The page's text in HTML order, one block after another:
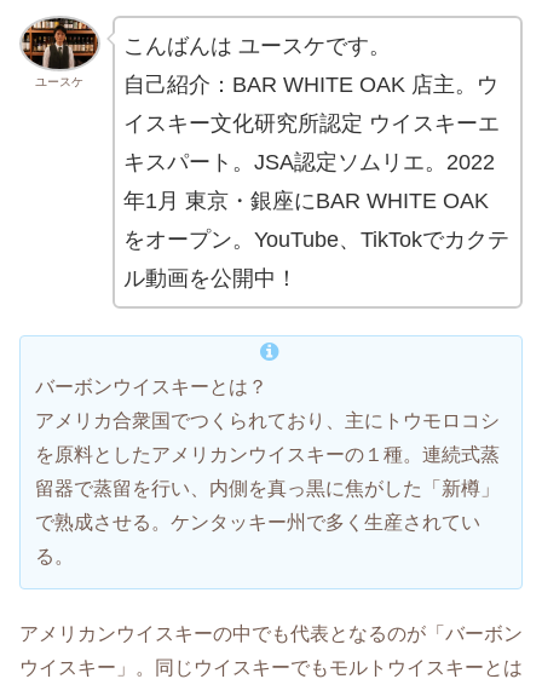
ユースケ
こんばんは ユースケです。
自己紹介：BAR WHITE OAK 店主。ウ
イスキー文化研究所認定 ウイスキーエ
キスパート。JSA認定ソムリエ。2022
年1月 東京・銀座にBAR WHITE OAK
をオープン。YouTube、TikTokでカクテ
ル動画を公開中！
バーボンウイスキーとは？
アメリカ合衆国でつくられており、主にトウモロコシ
を原料としたアメリカンウイスキーの１種。連続式蒸
留器で蒸留を行い、内側を真っ黒に焦がした「新樽」
で熟成させる。ケンタッキー州で多く生産されてい
る。
アメリカンウイスキーの中でも代表となるのが「バーボン
ウイスキー」。同じウイスキーでもモルトウイスキーとは